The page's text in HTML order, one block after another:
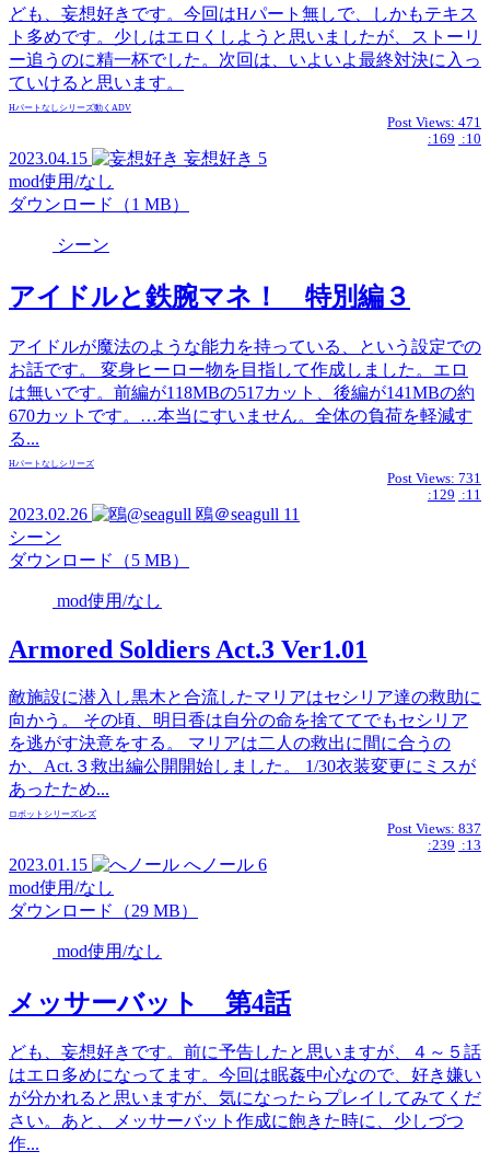
ども、妄想好きです。今回はHパート無しで、しかもテキス
ト多めです。少しはエロくしようと思いましたが、ストーリ
ー追うのに精一杯でした。次回は、いよいよ最終対決に入っ
ていけると思います。
Hパートなし シリーズ動くADV
Post Views: 471
:169 :10
2023.04.15 妄想好き 5
mod使用/なし
ダウンロード（1 MB）
シーン
アイドルと鉄腕マネ！ 特別編３
アイドルが魔法のような能力を持っている、という設定での
お話です。 変身ヒーロー物を目指して作成しました。エロ
は無いです。前編が118MBの517カット、後編が141MBの約
670カットです。…本当にすいません。全体の負荷を軽減す
る...
Hパートなし シリーズ
Post Views: 731
:129 :11
2023.02.26 鴎＠seagull 11
シーン
ダウンロード（5 MB）
mod使用/なし
Armored Soldiers Act.3 Ver1.01
敵施設に潜入し黒木と合流したマリアはセシリア達の救助に
向かう。 その頃、明日香は自分の命を捨ててでもセシリア
を逃がす決意をする。 マリアは二人の救出に間に合うの
か、Act.３救出編公開開始しました。 1/30衣装変更にミスが
あったため...
ロボット シリーズレズ
Post Views: 837
:239 :13
2023.01.15 へノール 6
mod使用/なし
ダウンロード（29 MB）
mod使用/なし
メッサーバット 第4話
ども、妄想好きです。前に予告したと思いますが、４～５話
はエロ多めになってます。今回は眠姦中心なので、好き嫌い
が分かれると思いますが、気になったらプレイしてみてくだ
さい。あと、メッサーバット作成に飽きた時に、少しづつ
作...